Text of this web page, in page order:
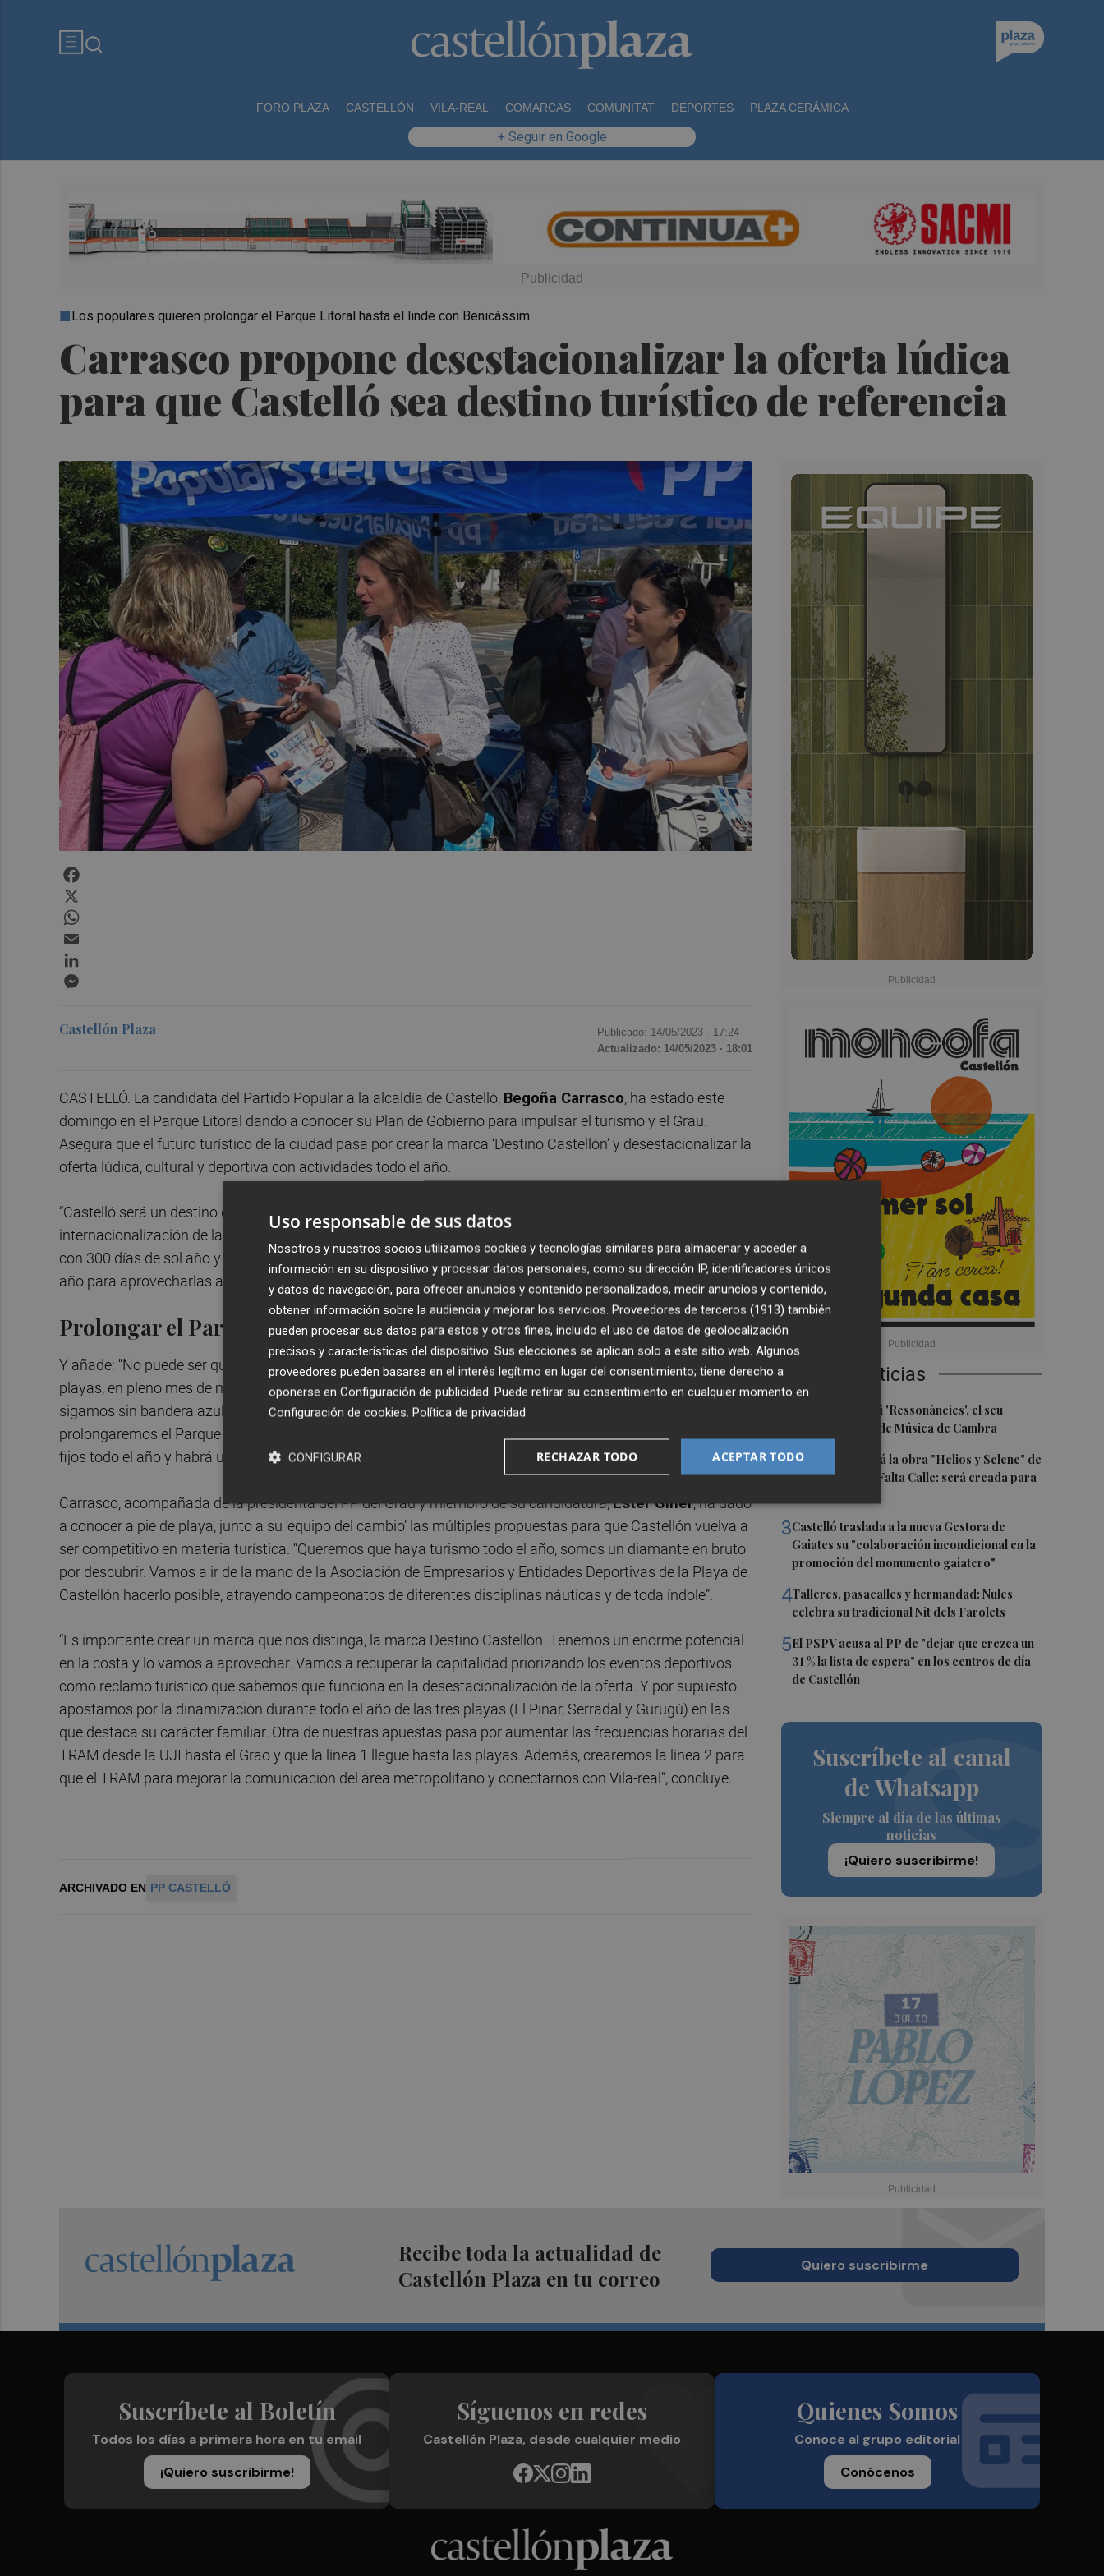
FORO PLAZA CASTELLÓN VILA-REAL COMARCAS COMUNITAT DEPORTES PLAZA CERÁMICA
+ Seguir en Google
Carrasco propone desestacionalizar la oferta lúdica
para que Castelló sea destino turístico de referencia
Los populares quieren prolongar el Parque Litoral hasta el linde con Benicàssim
Últimas Noticias
Culla estrena hui 'Ressonàncies', el seu
primer Festival de Música de Cambra
2Castelló acogerá la obra "Helios y Selene" de
la compañía Te Falta Calle: será creada para
3Castelló traslada a la nueva Gestora de
Gaiates su "colaboración incondicional en la
promoción del monumento gaiatero"
4Talleres, pasacalles y hermandad: Nules
celebra su tradicional Nit dels Farolets
5El PSPV acusa al PP de "dejar que crezca un
31 % la lista de espera" en los centros de día
de Castellón
Suscríbete al canal
de Whatsapp
Siempre al día de las últimas
noticias
¡Quiero suscribirme!
Castellón Plaza Publicado: 14/05/2023 · 17:24
Actualizado: 14/05/2023 · 18:01
CASTELLÓ. La candidata del Partido Popular a la alcaldía de Castelló, Begoña Carrasco, ha estado este
domingo en el Parque Litoral dando a conocer su Plan de Gobierno para impulsar el turismo y el Grau.
Asegura que el futuro turístico de la ciudad pasa por crear la marca ‘Destino Castellón’ y desestacionalizar la
oferta lúdica, cultural y deportiva con actividades todo el año.
“Castelló será un destino de primer orden en el Mediterráneo porque impulsamos nuestra gastronomía, la
internacionalización de las fiestas, la cultura y el deporte como revulsivo turístico y económico. Contamos
con 300 días de sol año y unas fantásticas playas familiares que dotaremos de mejores servicios todo el
año para aprovecharlas al máximo”, explica.
Prolongar el Parque Litoral
Y añade: “No puede ser que a un kilómetro esté Benicàssim haciendo las cosas bien y que en nuestras
playas, en pleno mes de mayo, no haya chiringuitos, ni servicios de playa funcionando a pleno rendimiento y
sigamos sin bandera azul en la playa del Serradal por la mala gestión del gobierno municipal. Nosotros
prolongaremos el Parque Litoral hasta el linde con Benicàssim. Sobre este paseo se instalarán chiringuitos
fijos todo el año y habrá una programación atractiva para todos los públicos”, añade.
Carrasco, acompañada de la presidenta del PP del Grau y miembro de su candidatura,Ester Giner, ha dado
a conocer a pie de playa, junto a su ‘equipo del cambio’ las múltiples propuestas para que Castellón vuelva a
ser competitivo en materia turística. “Queremos que haya turismo todo el año, somos un diamante en bruto
por descubrir. Vamos a ir de la mano de la Asociación de Empresarios y Entidades Deportivas de la Playa de
Castellón hacerlo posible, atrayendo campeonatos de diferentes disciplinas náuticas y de toda índole”.
“Es importante crear un marca que nos distinga, la marca Destino Castellón. Tenemos un enorme potencial
en la costa y lo vamos a aprovechar. Vamos a recuperar la capitalidad priorizando los eventos deportivos
como reclamo turístico que sabemos que funciona en la desestacionalización de la oferta. Y por supuesto
apostamos por la dinamización durante todo el año de las tres playas (El Pinar, Serradal y Gurugú) en las
que destaca su carácter familiar. Otra de nuestras apuestas pasa por aumentar las frecuencias horarias del
TRAM desde la UJI hasta el Grao y que la línea 1 llegue hasta las playas. Además, crearemos la línea 2 para
que el TRAM para mejorar la comunicación del área metropolitano y conectarnos con Vila-real”, concluye.
ARCHIVADO EN PP CASTELLÓ
Recibe toda la actualidad de
Castellón Plaza en tu correo
Quiero suscribirme
Suscríbete al Boletín
Todos los días a primera hora en tu email
¡Quiero suscribirme!
Síguenos en redes
Castellón Plaza, desde cualquier medio
Quienes Somos
Conoce al grupo editorial
Conócenos
Uso responsable de sus datos
Nosotros y nuestros socios utilizamos cookies y tecnologías similares para almacenar y acceder a
información en su dispositivo y procesar datos personales, como su dirección IP, identificadores únicos
y datos de navegación, para ofrecer anuncios y contenido personalizados, medir anuncios y contenido,
obtener información sobre la audiencia y mejorar los servicios. Proveedores de terceros (1913) también
pueden procesar sus datos para estos y otros fines, incluido el uso de datos de geolocalización
precisos y características del dispositivo. Sus elecciones se aplican solo a este sitio web. Algunos
proveedores pueden basarse en el interés legítimo en lugar del consentimiento; tiene derecho a
oponerse en Configuración de publicidad. Puede retirar su consentimiento en cualquier momento en
Configuración de cookies. Política de privacidad
ACEPTAR TODO
RECHAZAR TODO
CONFIGURAR